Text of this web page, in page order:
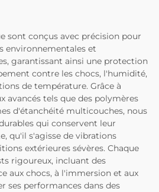
sont conçus avec précision pour
environnementales et
garantissant ainsi une protection
contre les chocs, l'humidité,
de température. Grâce à
avancés tels que des polymères
d'étanchéité multicouches, nous
qui conservent leur
qu'il s'agisse de vibrations
extérieures sévères. Chaque
rigoureux, incluant des
aux chocs, à l'immersion et aux
ses performances dans des